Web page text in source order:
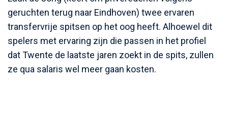
geruchten terug naar Eindhoven) twee ervaren
transfervrije spitsen op het oog heeft. Alhoewel dit
spelers met ervaring zijn die passen in het profiel
dat Twente de laatste jaren zoekt in de spits, zullen
ze qua salaris wel meer gaan kosten.